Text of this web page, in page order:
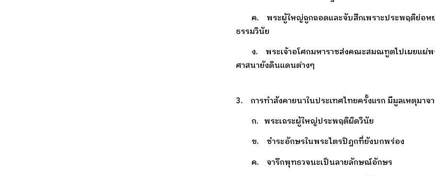
ค. พระผู้ใหญ่ถูกถอดและจับสึกเพราะประพฤติย่อห
ธรรมวินัย
ง. พระเจ้าอโศกมหาราชส่งคณะสมณทูตไปเผยแผ่
ศาสนายังดินแดนต่างๆ
3. การทำสังคายนาในประเทศไทยครั้งแรก มีมูลเหตุมาจ
ก. พระเถระผู้ใหญ่ประพฤติผิดวินัย
ข. ชำระอักษรในพระไตรปิฎกที่ยังบกพร่อง
ค. จารึกพุทธวจนะเป็นลายลักษณ์อักษร